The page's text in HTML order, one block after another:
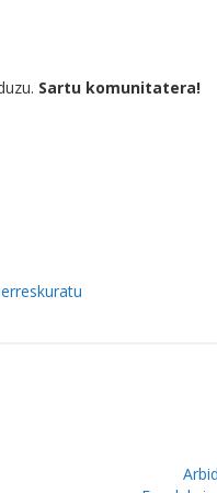
Sartu komunitatera!